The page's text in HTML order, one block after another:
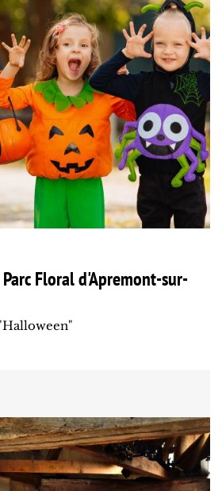
Parc Floral d'Apremont-sur-